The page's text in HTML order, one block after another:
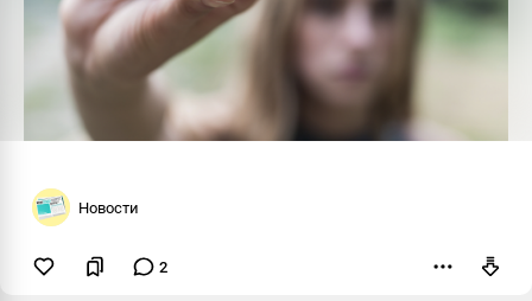
Новости
2